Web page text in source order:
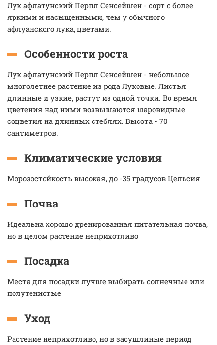
Лук афлатунский Перпл Сенсейшен - сорт с более
яркими и насыщенными, чем у обычного
афлуанского лука, цветами.
Особенности роста
Лук афлатунский Перпл Сенсейшен - небольшое
многолетнее растение из рода Луковые. Листья
длинные и узкие, растут из одной точки. Во время
цветения над ними возвышаются шаровидные
соцветия на длинных стеблях. Высота - 70
сантиметров.
Климатические условия
Морозостойкость высокая, до -35 градусов Цельсия.
Почва
Идеальна хорошо дренированная питательная почва,
но в целом растение неприхотливо.
Посадка
Места для посадки лучше выбирать солнечные или
полутенистые.
Уход
Растение неприхотливо, но в засушлиные период